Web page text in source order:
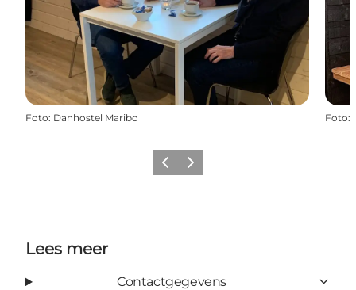
Foto: Danhostel Maribo Foto:
Vorige Volgende
Lees meer
Contactgegevens